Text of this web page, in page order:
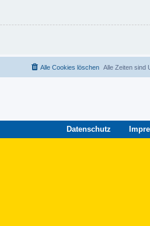
Alle Zeiten sind
Alle Cookies löschen
Datenschutz